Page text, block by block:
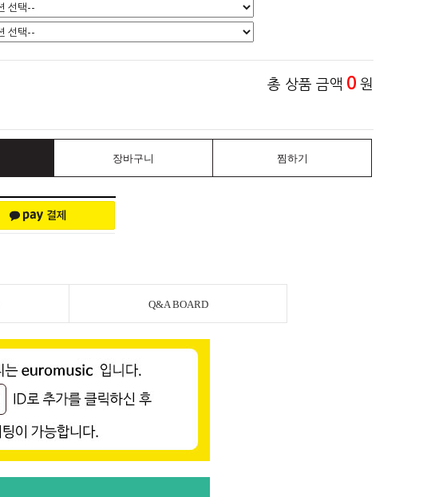
총 상품 금액 0 원
장바구니 찜하기
Q&A BOARD